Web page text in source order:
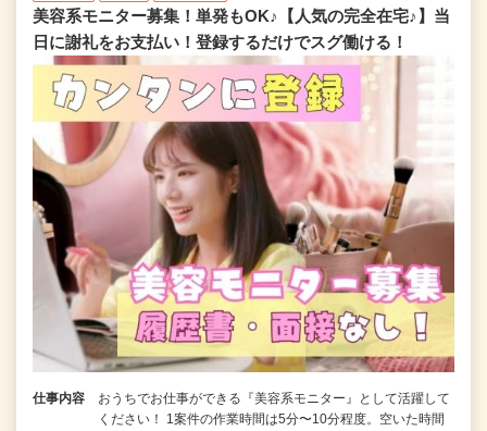
美容系モニター募集！単発もOK♪【人気の完全在宅♪】当
日に謝礼をお支払い！登録するだけでスグ働ける！
仕事内容
おうちでお仕事ができる『美容系モニター』として活躍して
ください！ 1案件の作業時間は5分〜10分程度。空いた時間